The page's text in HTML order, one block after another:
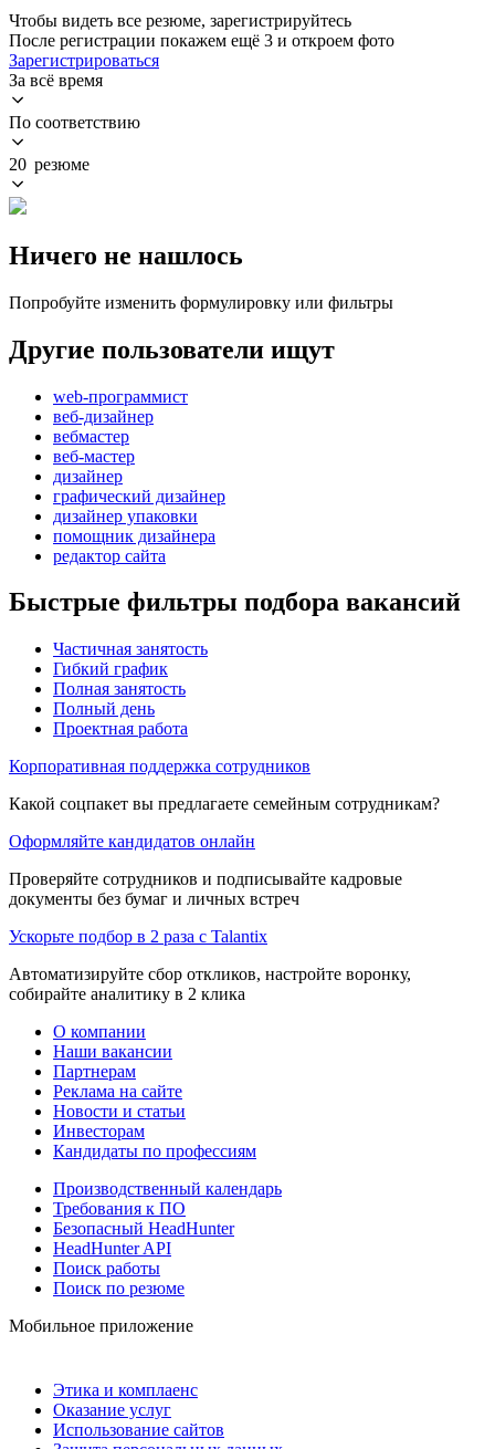
Чтобы видеть все резюме, зарегистрируйтесь
После регистрации покажем ещё 3 и откроем фото
Зарегистрироваться
За всё время
По соответствию
20 резюме
Ничего не нашлось
Попробуйте изменить формулировку или фильтры
Другие пользователи ищут
web-программист
веб-дизайнер
вебмастер
веб-мастер
дизайнер
графический дизайнер
дизайнер упаковки
помощник дизайнера
редактор сайта
Быстрые фильтры подбора вакансий
Частичная занятость
Гибкий график
Полная занятость
Полный день
Проектная работа
Корпоративная поддержка сотрудников
Какой соцпакет вы предлагаете семейным сотрудникам?
Оформляйте кандидатов онлайн
Проверяйте сотрудников и подписывайте кадровые
документы без бумаг и личных встреч
Ускорьте подбор в 2 раза с Talantix
Автоматизируйте сбор откликов, настройте воронку,
собирайте аналитику в 2 клика
О компании
Наши вакансии
Партнерам
Реклама на сайте
Новости и статьи
Инвесторам
Кандидаты по профессиям
Производственный календарь
Требования к ПО
Безопасный HeadHunter
HeadHunter API
Поиск работы
Поиск по резюме
Мобильное приложение
Этика и комплаенс
Оказание услуг
Использование сайтов